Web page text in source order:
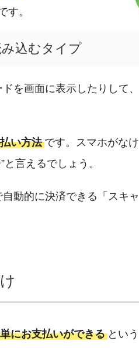
す。
込むタイプ
を画面に表示したりして、
い方法 です。スマホがなけ
言えるでしょう。
動的に決済できる「スキャ
にお支払いができる という